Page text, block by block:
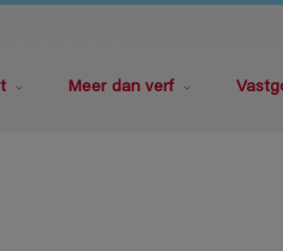
Meer dan verf